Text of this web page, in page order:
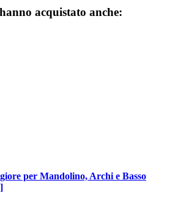
acquistato anche:
per Mandolino, Archi e Basso